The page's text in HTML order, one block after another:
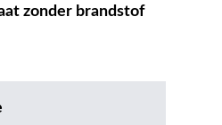
zonder brandstof